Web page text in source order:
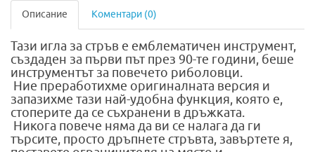
Описание Коментари (0)
Тази игла за стръв е емблематичен инструмент,
създаден за първи път през 90-те години, беше
инструментът за повечето риболовци.
Ние преработихме оригиналната версия и
запазихме тази най-удобна функция, която е,
стоперите да се съхранени в дръжката.
Никога повече няма да ви се налага да ги
търсите, просто дръпнете стръвта, завъртете я,